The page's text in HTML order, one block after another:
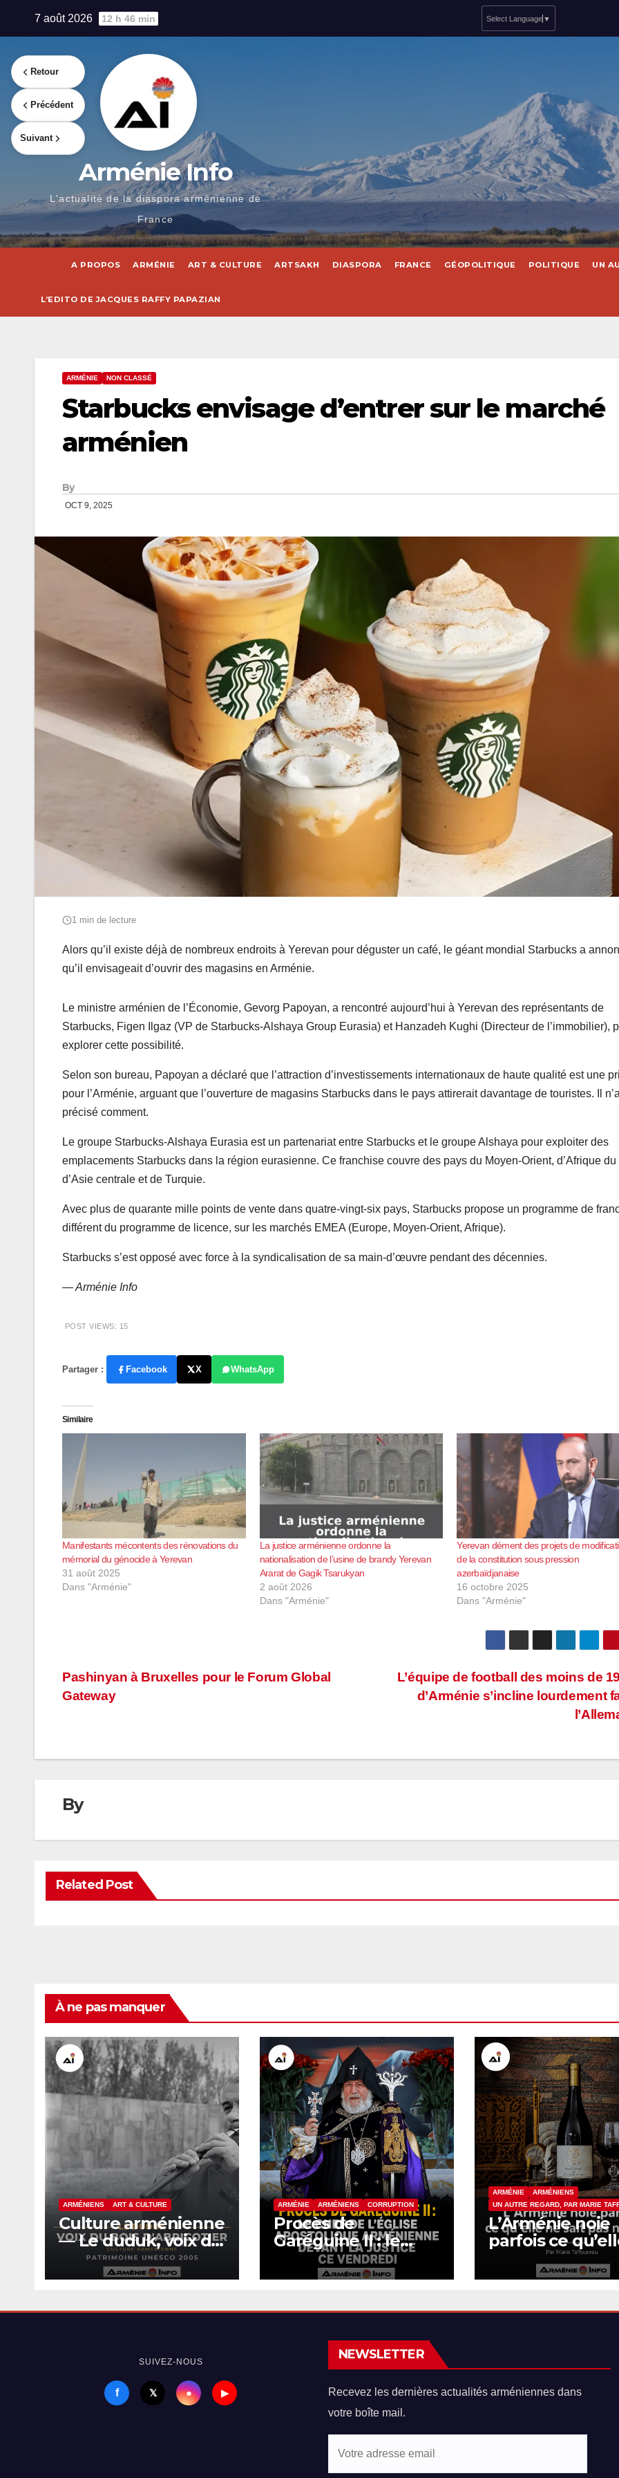
7 août 2026 12 h 46 min Select Language ▼
Arménie Info
L'actualité de la diaspora arménienne de
France
A PROPOS ARMÉNIE ART & CULTURE ARTSAKH DIASPORA FRANCE GÉOPOLITIQUE POLITIQUE UN
L’EDITO DE JACQUES RAFFY PAPAZIAN
ARMÉNIE NON CLASSÉ
Starbucks envisage d’entrer sur le marché
arménien
By
OCT 9, 2025
1 min de lecture
Alors qu’il existe déjà de nombreux endroits à Yerevan pour déguster un café, le géant mondial Starbucks a
qu’il envisageait d’ouvrir des magasins en Arménie.
Le ministre arménien de l’Économie, Gevorg Papoyan, a rencontré aujourd’hui à Yerevan des représentants de
Starbucks, Figen Ilgaz (VP de Starbucks-Alshaya Group Eurasia) et Hanzadeh Kughi (Directeur de l’immobilier),
explorer cette possibilité.
Selon son bureau, Papoyan a déclaré que l’attraction d’investissements internationaux de haute qualité est une
pour l’Arménie, arguant que l’ouverture de magasins Starbucks dans le pays attirerait davantage de touristes. Il
précisé comment.
Le groupe Starbucks-Alshaya Eurasia est un partenariat entre Starbucks et le groupe Alshaya pour exploiter des
emplacements Starbucks dans la région eurasienne. Ce franchise couvre des pays du Moyen-Orient, d’Afrique du
d’Asie centrale et de Turquie.
Avec plus de quarante mille points de vente dans quatre-vingt-six pays, Starbucks propose un programme de
différent du programme de licence, sur les marchés EMEA (Europe, Moyen-Orient, Afrique).
Starbucks s’est opposé avec force à la syndicalisation de sa main-d’œuvre pendant des décennies.
— Arménie Info
POST VIEWS: 15
Partager : Facebook X WhatsApp
Similaire
Manifestants mécontents des rénovations du
mémorial du génocide à Yerevan
31 août 2025
Dans "Arménie"
La justice arménienne ordonne la
nationalisation de l’usine de brandy Yerevan
Ararat de Gagik Tsarukyan
2 août 2026
Dans "Arménie"
Yerevan dément des projets de
de la constitution sous pression
azerbaïdjanaise
16 octobre 2025
Dans "Arménie"
Navigation
L’équipe de football des moins de
d’Arménie s’incline lourdement
Pashinyan à Bruxelles pour le Forum Global
Gateway
By
Related Post
À ne pas manquer
ARMÉNIENS ART & CULTURE
Culture arménienne
— Le duduk, voix du
bois d’abricotier
ARMÉNIE ARMÉNIENS CORRUPTION
Procès de
Garéguine II : le
chef de l’Église
apostolique
la justice ce
ARMÉNIE
ARMÉNIENS
UN AUTRE REGARD, PAR MARIE
L’Arménie noie
parfois ce
sait pas
SUIVEZ-NOUS
f 𝕏 ● ▶
NEWSLETTER
Recevez les dernières actualités arméniennes dans
votre boîte mail.
Retour
Précédent
Suivant